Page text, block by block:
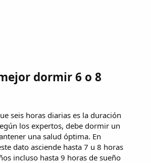
dormir 6 o 8
seis horas diarias es la duración
los expertos, debe dormir un
una salud óptima. En
dato asciende hasta 7 u 8 horas
incluso hasta 9 horas de sueño